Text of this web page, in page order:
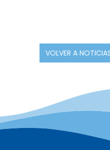
VOLVER A